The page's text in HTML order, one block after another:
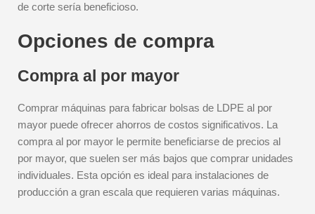
de corte sería beneficioso.
Opciones de compra
Compra al por mayor
Comprar máquinas para fabricar bolsas de LDPE al por
mayor puede ofrecer ahorros de costos significativos. La
compra al por mayor le permite beneficiarse de precios al
por mayor, que suelen ser más bajos que comprar unidades
individuales. Esta opción es ideal para instalaciones de
producción a gran escala que requieren varias máquinas.